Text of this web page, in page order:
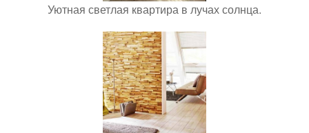
Уютная светлая квартира в лучах солнца.